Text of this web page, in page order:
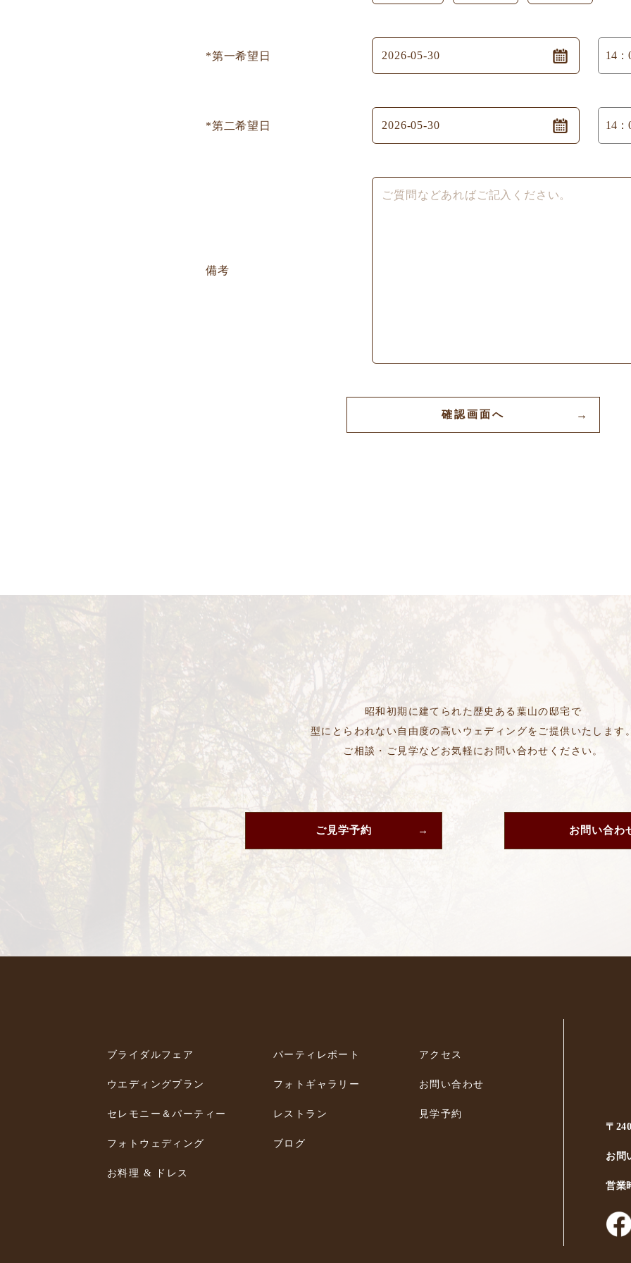
*第一希望日
*第二希望日
備考
昭和初期に建てられた歴史ある葉山の邸宅で
型にとらわれない自由度の高いウェディングをご提供いたします
ご相談・ご見学などお気軽にお問い合わせください。
ご見学予約 お問い合わ
ブライダルフェア
ウエディングプラン
セレモニー＆パーティー
フォトウェディング
お料理 & ドレス
パーティレポート
フォトギャラリー
レストラン
ブログ
アクセス
お問い合わせ
見学予約
〒
お問
営業